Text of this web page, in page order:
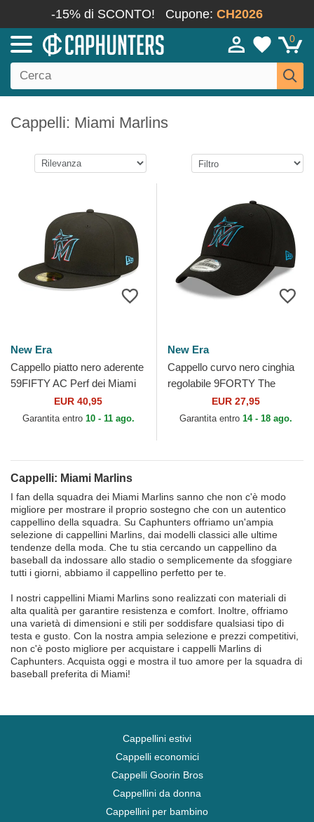
-15% di SCONTO! Cupone: CH2026
0
Cappelli: Miami Marlins
New Era
Cappello piatto nero aderente
59FIFTY AC Perf dei Miami
Marlins MLB di New Era
EUR 40,95
Garantita entro 10 - 11 ago.
New Era
Cappello curvo nero cinghia
regolabile 9FORTY The
League dei Miami Marlins
MLB di New Era
EUR 27,95
Garantita entro 14 - 18 ago.
Cappelli: Miami Marlins
I fan della squadra dei Miami Marlins sanno che non c'è modo
migliore per mostrare il proprio sostegno che con un autentico
cappellino della squadra. Su Caphunters offriamo un'ampia
selezione di cappellini Marlins, dai modelli classici alle ultime
tendenze della moda. Che tu stia cercando un cappellino da
baseball da indossare allo stadio o semplicemente da sfoggiare
tutti i giorni, abbiamo il cappellino perfetto per te.
I nostri cappellini Miami Marlins sono realizzati con materiali di
alta qualità per garantire resistenza e comfort. Inoltre, offriamo
una varietà di dimensioni e stili per soddisfare qualsiasi tipo di
testa e gusto. Con la nostra ampia selezione e prezzi competitivi,
non c'è posto migliore per acquistare i cappelli Marlins di
Caphunters. Acquista oggi e mostra il tuo amore per la squadra di
baseball preferita di Miami!
Cappellini estivi
Cappelli economici
Cappelli Goorin Bros
Cappellini da donna
Cappellini per bambino